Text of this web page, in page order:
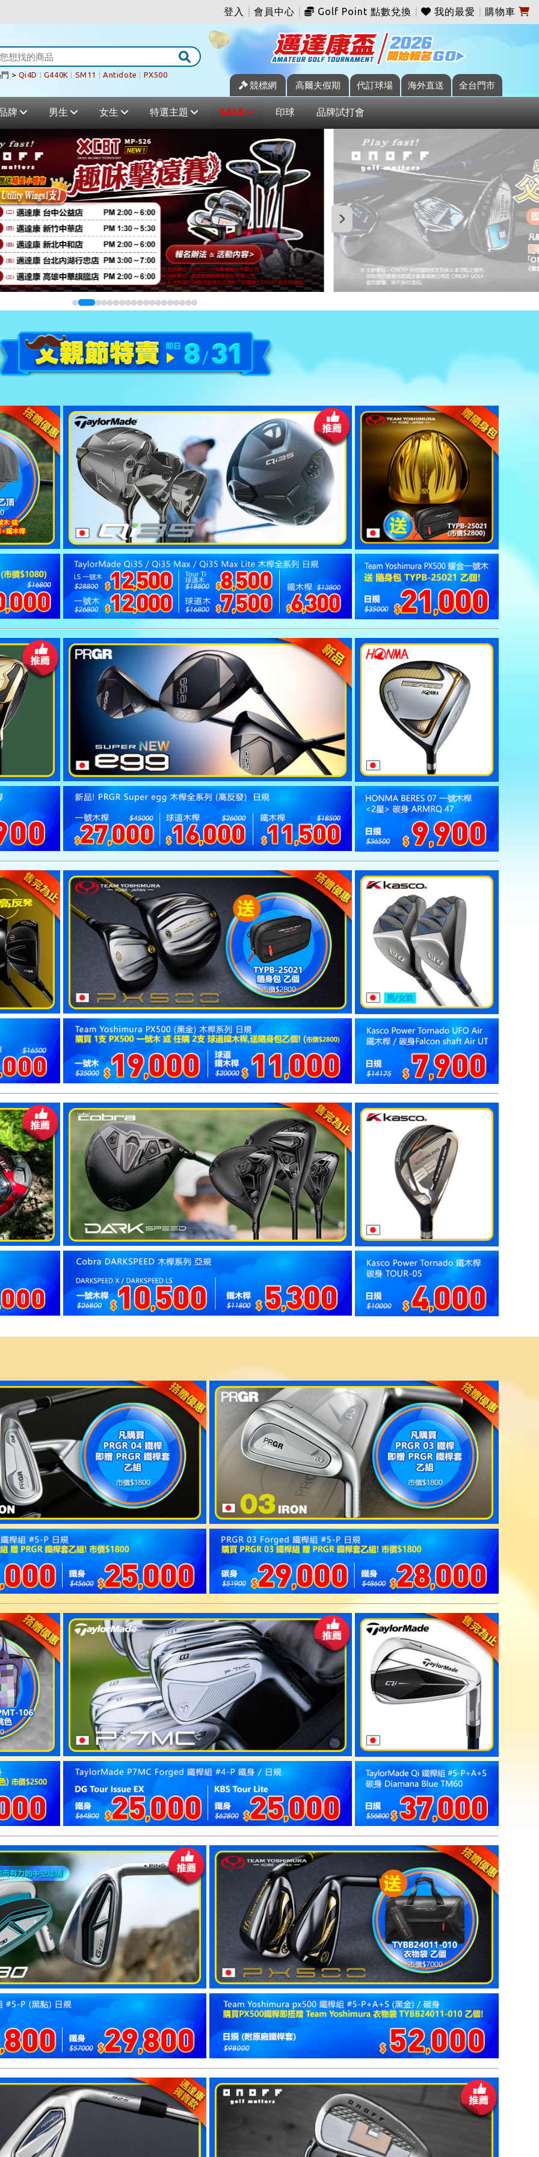
登入 會員中心 Golf Point 點數兌換 我的最愛 購物車
> Qi4D G440K SM11 Antidote PX500
競標網 高爾夫假期 代訂球場 海外直送 全台門市
牌 男生 女生 特選主題 SALE 印球 品牌試打會